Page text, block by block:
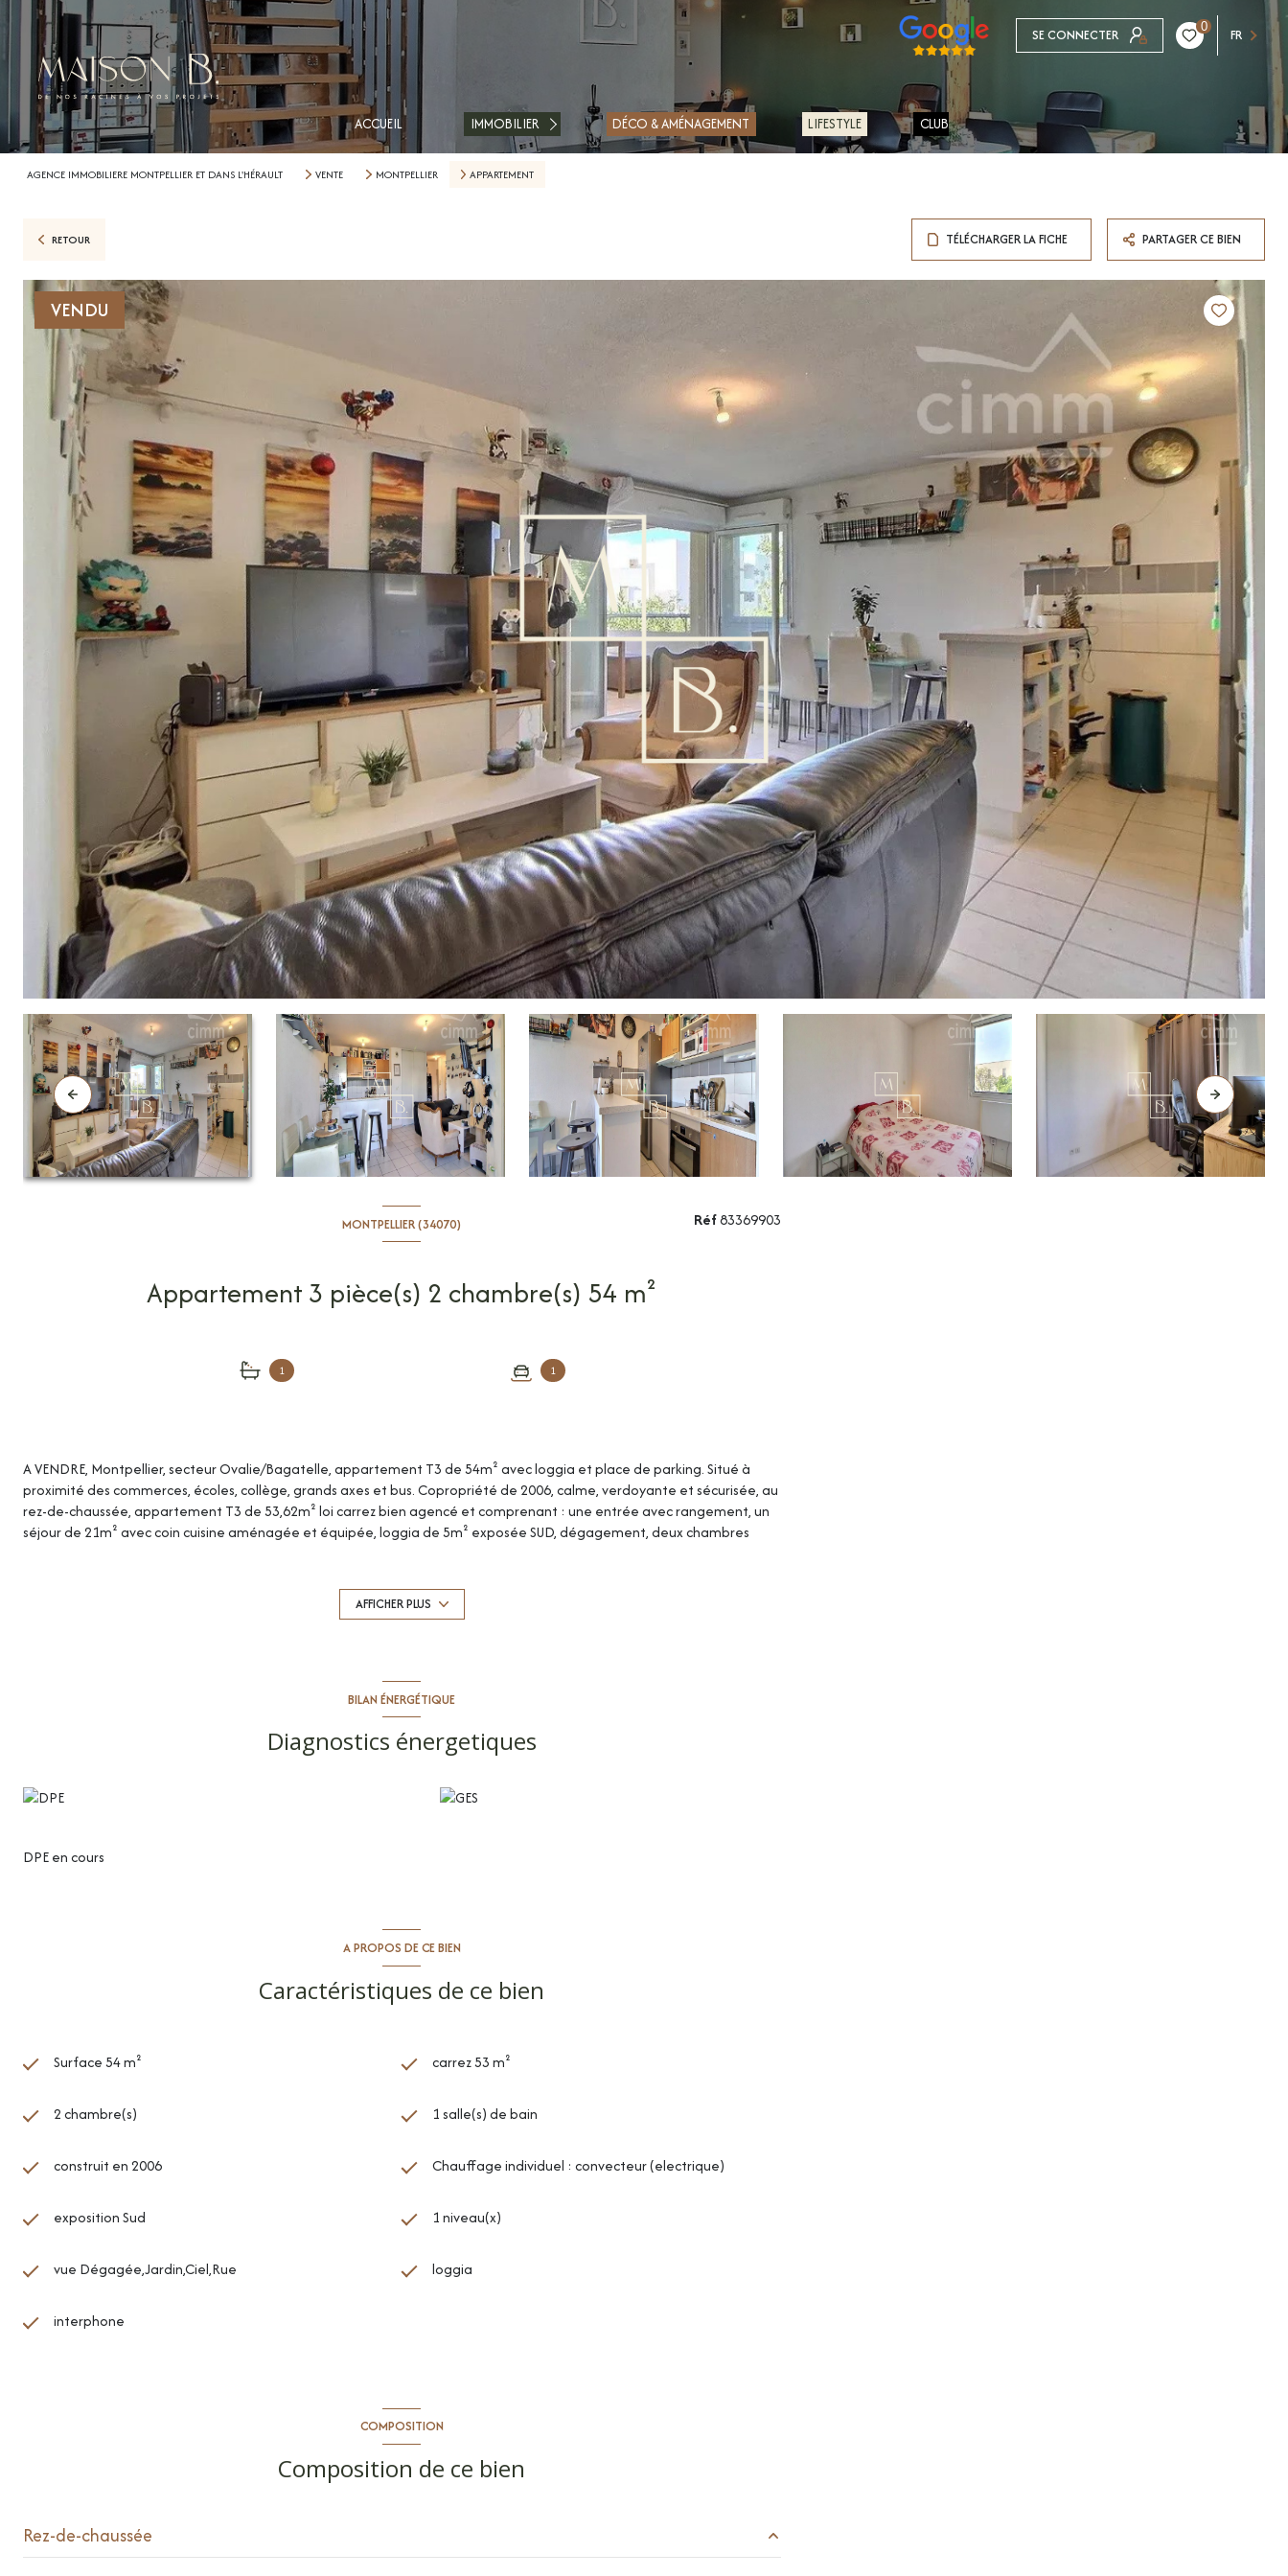
SE CONNECTER 0 FR
ACCUEIL IMMOBILIER
ESTIMER
FAIRE GÉRER
DÉCO & AMÉNAGEMENT LIFESTYLE CLUB
AGENCE IMMOBILIERE MONTPELLIER ET DANS L'HÉRAULT VENTE MONTPELLIER APPARTEMENT
RETOUR TÉLÉCHARGER LA FICHE PARTAGER CE BIEN
VENDU
MONTPELLIER (34070)
Appartement 3 pièce(s) 2 chambre(s) 54 m²
1 1
Réf83369903
A VENDRE, Montpellier, secteur Ovalie/Bagatelle, appartement T3 de 54m² avec loggia et place de parking. Situé à
proximité des commerces, écoles, collège, grands axes et bus. Copropriété de 2006, calme, verdoyante et sécurisée, au
rez-de-chaussée, appartement T3 de 53,62m² loi carrez bien agencé et comprenant : une entrée avec rangement, un
séjour de 21m² avec coin cuisine aménagée et équipée, loggia de 5m² exposée SUD, dégagement, deux chambres
lots d'habitations. Montant moyen annuel de la quote-part du budget prévisionnel à la charge du vendeur : 1 369 €.
Aucune procédure en cours menée sur le fondement des articles 29-1 A et 29-1 de la loi n° 65-557 du 10 juillet 1965 et de
privilégié : Rémi KNEZEVIC (RSAC Montpellier n°510894512).
AFFICHER PLUS
BILAN ÉNERGÉTIQUE
Diagnostics énergetiques
DPE en cours
A PROPOS DE CE BIEN
Caractéristiques de ce bien
Surface 54 m² carrez 53 m²
2 chambre(s) 1 salle(s) de bain
construit en 2006 Chauffage individuel : convecteur (electrique)
exposition Sud 1 niveau(x)
vue Dégagée,Jardin,Ciel,Rue loggia
interphone
COMPOSITION
Composition de ce bien
Rez-de-chaussée